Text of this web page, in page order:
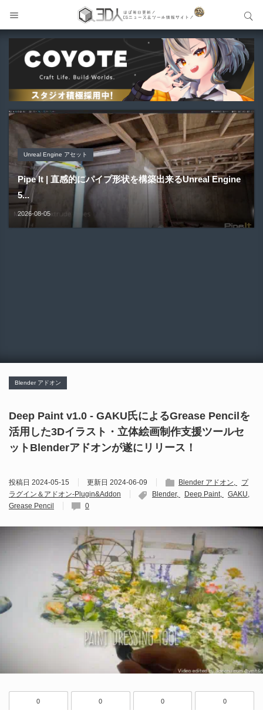
Unreal Engine アセット
Pipe It | 直感的にパイプ形状を構築出来るUnreal Engine
5...
2026-08-05
Unreal Engine アセット
Directive Utilities | ブループリントライブラリやエディタ
ス...
2026-08-03
Unity 本
Unityエフェクトレシピブック パーツを組み合わせて作れ
る | ktk.kum...
2026-08-03
アセット-Asset
SiroinoSotai | 完全無料＆CC0 で商用利用OKなVRChat
向け...
2026-08-02
Blender アドオン
Bioform | 現役臨床医の3DCGアーティストが実際の解剖
学に基づいて構築...
2026-08-01
Blender アドオン
Deep Paint v1.0 - GAKU氏によるGrease Pencilを
活用した3Dイラスト・立体絵画制作支援ツールセ
ットBlenderアドオンが遂にリリース！
投稿日 2024-05-15 更新日 2024-06-09 Blender アドオン
プ
ラグイン＆アドオン-Plugin&Addon
Blender Deep Paint
GAKU
Grease Pencil
0
0 0 0 0
サイト内検索